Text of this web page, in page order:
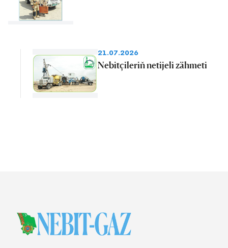
21.07.2026
Nebitçileriň netijeli zähmeti